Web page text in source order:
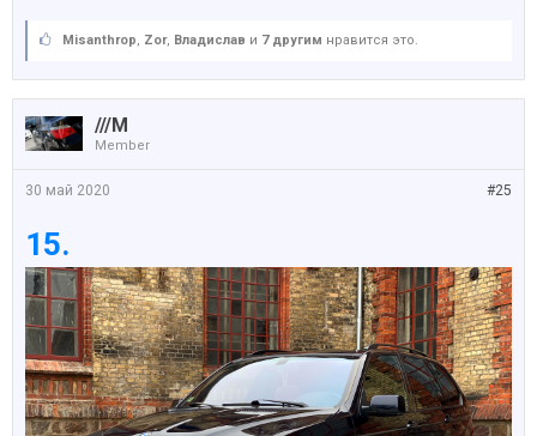
Misanthrop Zor, Владислав и 7 другим нравится это.
///M
Member
#25
30 май 2020
15.